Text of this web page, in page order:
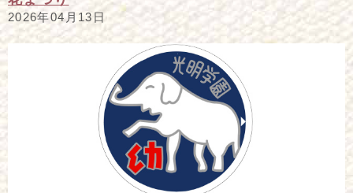
2026年04月13日